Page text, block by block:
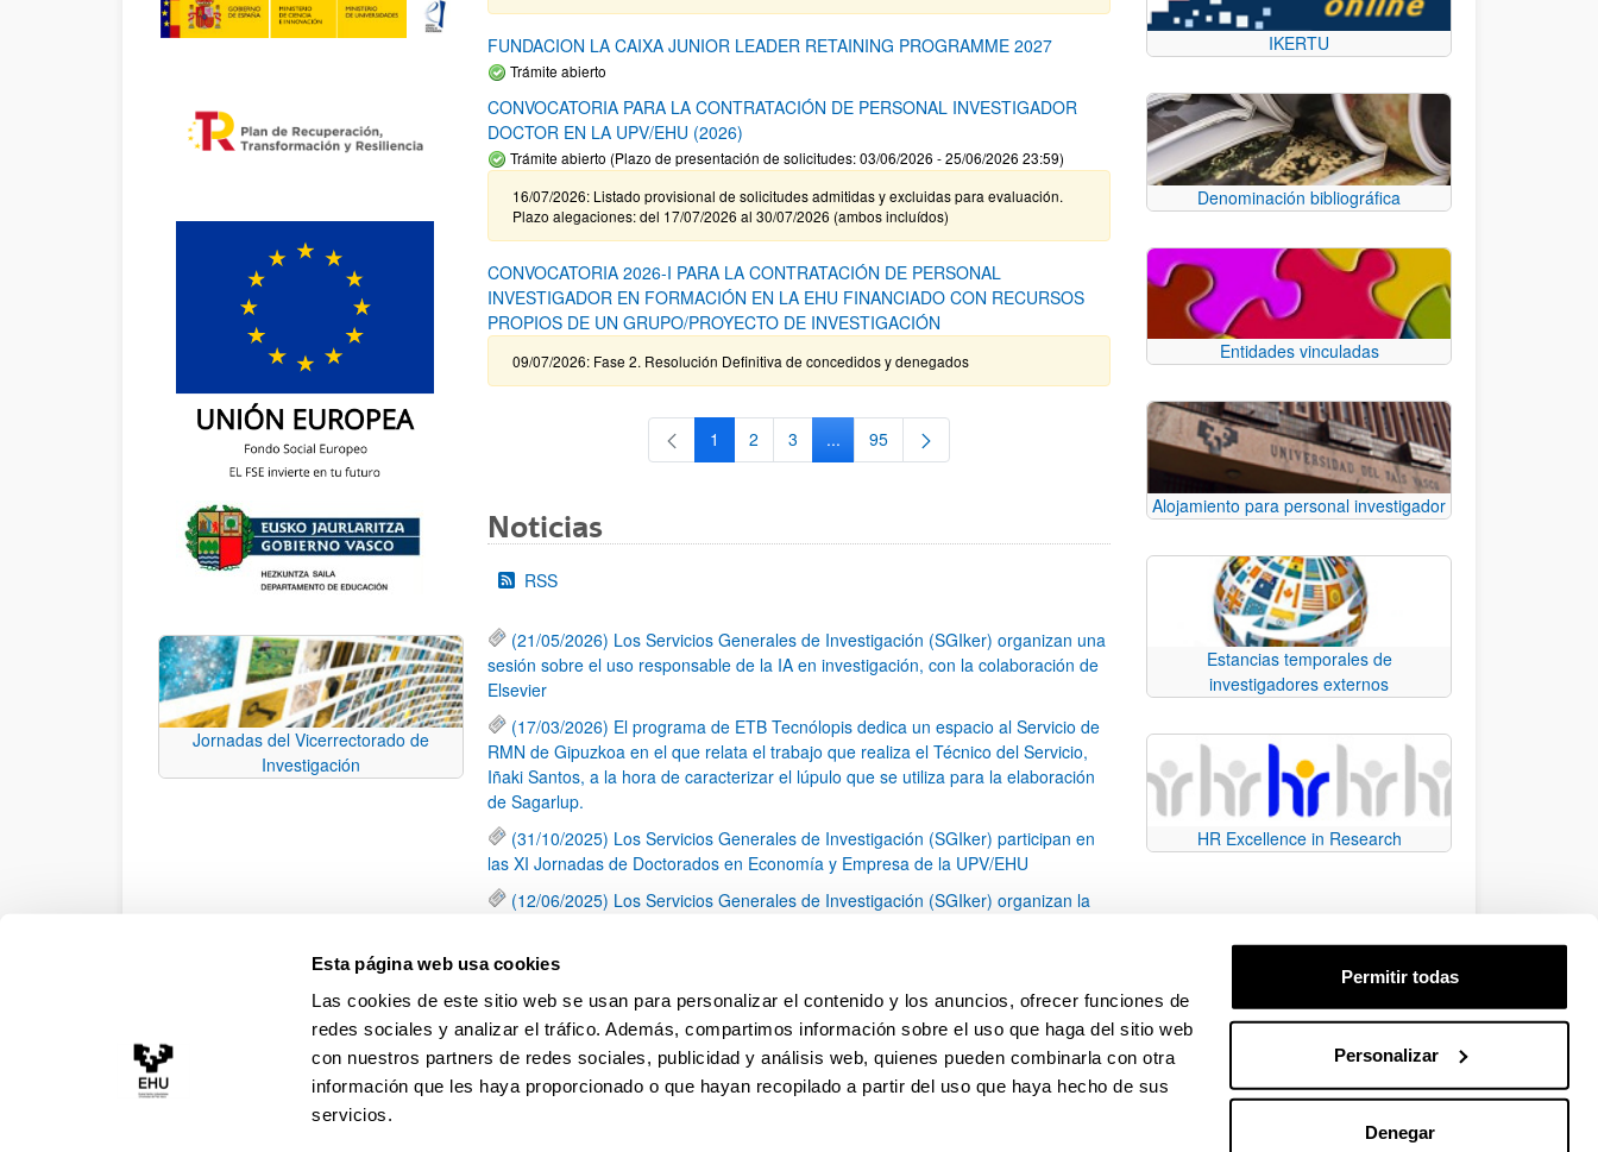
Esta página web usa cookies
Las cookies de este sitio web se usan para personalizar el contenido y los anuncios, ofrecer funciones de
redes sociales y analizar el tráfico. Además, compartimos información sobre el uso que haga del sitio web
con nuestros partners de redes sociales, publicidad y análisis web, quienes pueden combinarla con otra
información que les haya proporcionado o que hayan recopilado a partir del uso que haya hecho de sus
servicios.
Permitir todas
Personalizar
Denegar
Jornadas del Vicerrectorado de
Investigación
FUNDACION LA CAIXA JUNIOR LEADER RETAINING PROGRAMME 2027
Trámite abierto
CONVOCATORIA PARA LA CONTRATACIÓN DE PERSONAL INVESTIGADOR
DOCTOR EN LA UPV/EHU (2026)
Trámite abierto (Plazo de presentación de solicitudes: 03/06/2026 - 25/06/2026 23:59)
16/07/2026: Listado provisional de solicitudes admitidas y excluidas para evaluación.
Plazo alegaciones: del 17/07/2026 al 30/07/2026 (ambos incluídos)
CONVOCATORIA 2026-I PARA LA CONTRATACIÓN DE PERSONAL
INVESTIGADOR EN FORMACIÓN EN LA EHU FINANCIADO CON RECURSOS
PROPIOS DE UN GRUPO/PROYECTO DE INVESTIGACIÓN
09/07/2026: Fase 2. Resolución Definitiva de concedidos y denegados
Página
1 Página
2 Página
3 ...Páginas intermedias Use TAB para desplazarse.
Página
95
Noticias
RSS
(21/05/2026) Los Servicios Generales de Investigación (SGIker) organizan una
sesión sobre el uso responsable de la IA en investigación, con la colaboración de
Elsevier
(17/03/2026) El programa de ETB Tecnólopis dedica un espacio al Servicio de
RMN de Gipuzkoa en el que relata el trabajo que realiza el Técnico del Servicio,
Iñaki Santos, a la hora de caracterizar el lúpulo que se utiliza para la elaboración
de Sagarlup.
(31/10/2025) Los Servicios Generales de Investigación (SGIker) participan en
las XI Jornadas de Doctorados en Economía y Empresa de la UPV/EHU
(12/06/2025) Los Servicios Generales de Investigación (SGIker) organizan la
una caracterización química de dos variedades de lúpulo silvestre
Página
1 Página
2 Página
3 ...
Páginas intermedias Use TAB para desplazarse.
Página
79
IKERTU
Denominación bibliográfica
Entidades vinculadas
Alojamiento para personal investigador
Estancias temporales de
investigadores externos
HR Excellence in Research